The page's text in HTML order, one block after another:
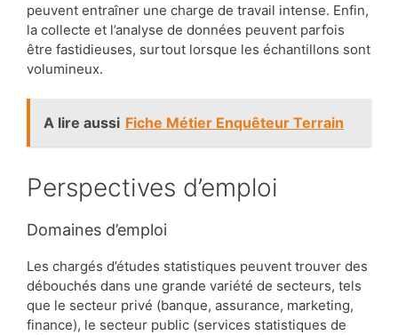
peuvent entraîner une charge de travail intense. Enfin,
la collecte et l’analyse de données peuvent parfois
être fastidieuses, surtout lorsque les échantillons sont
volumineux.
A lire aussi Fiche Métier Enquêteur Terrain
Perspectives d’emploi
Domaines d’emploi
Les chargés d’études statistiques peuvent trouver des
débouchés dans une grande variété de secteurs, tels
que le secteur privé (banque, assurance, marketing,
finance), le secteur public (services statistiques de